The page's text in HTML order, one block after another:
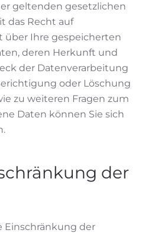
geltenden gesetzlichen
das Recht auf
Ihre gespeicherten
deren Herkunft und
der Datenverarbeitung
oder Löschung
zu weiteren Fragen zum
Daten können Sie sich
der
Einschränkung der